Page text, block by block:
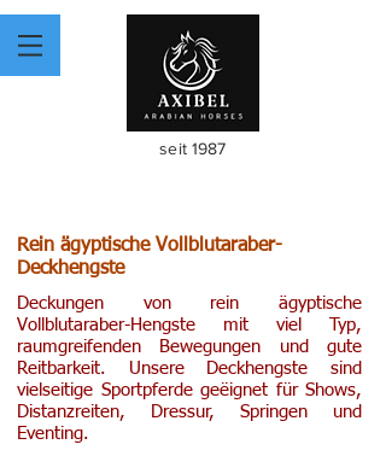
seit 1987
Rein ägyptische Vollblutaraber-
Deckhengste
Deckungen von rein ägyptische
Vollblutaraber-Hengste mit viel Typ,
raumgreifenden Bewegungen und gute
Reitbarkeit. Unsere Deckhengste sind
vielseitige Sportpferde geëignet für Shows,
Distanzreiten, Dressur, Springen und
Eventing.